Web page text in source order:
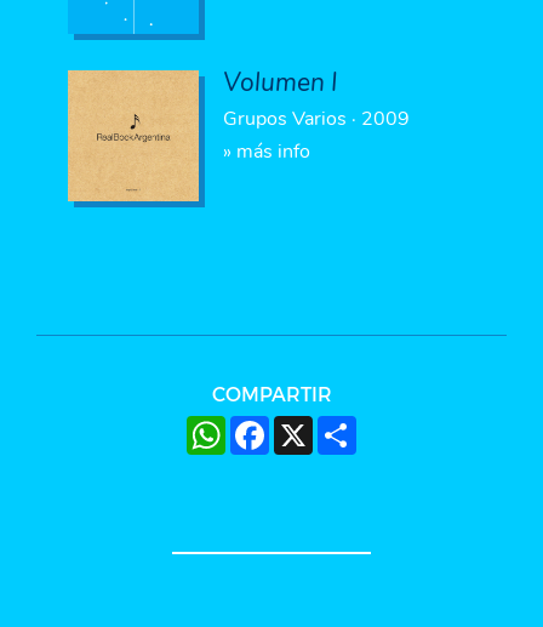
Volumen I
Grupos Varios · 2009
» más info
COMPARTIR
WhatsAppFacebook
X